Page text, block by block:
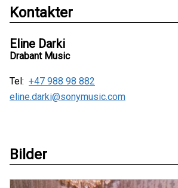
Kontakter
Eline Darki
Drabant Music
Tel: +47 988 98 882
eline.darki@sonymusic.com
Bilder